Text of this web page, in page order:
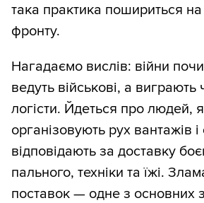
така практика пошириться
фронту.
Нагадаємо вислів: війни
ведуть військові, а
логісти. Йдеться про людей,
організовують рух вантажів і
відповідають за доставку
пального, техніки та їжі.
поставок — одне з основних